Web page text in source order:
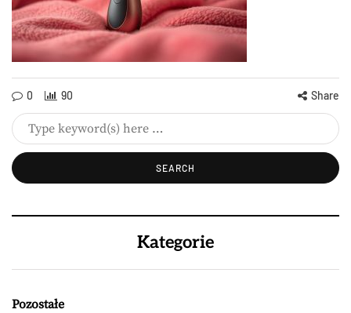
0 90 Share
Kategorie
Pozostałe